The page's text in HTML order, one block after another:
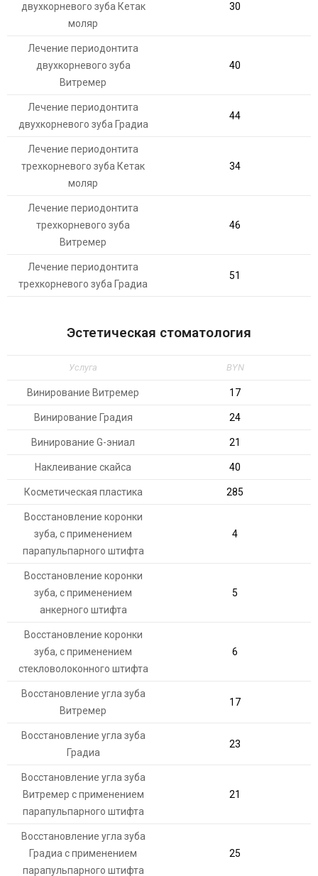
двухкорневого зуба Кетак
моляр
30
Лечение периодонтита
двухкорневого зуба
Витремер
40
Лечение периодонтита
двухкорневого зуба Градиа
44
Лечение периодонтита
трехкорневого зуба Кетак
моляр
34
Лечение периодонтита
трехкорневого зуба
Витремер
46
Лечение периодонтита
трехкорневого зуба Градиа
51
Эстетическая стоматология
Услуга BYN
Винирование Витремер 17
Винирование Градия 24
Винирование G-эниал 21
Наклеивание скайса 40
Косметическая пластика 285
Восстановление коронки
зуба, с применением
парапульпарного штифта
4
Восстановление коронки
зуба, с применением
анкерного штифта
5
Восстановление коронки
зуба, с применением
стекловолоконного штифта
6
Восстановление угла зуба
Витремер
17
Восстановление угла зуба
Градиа
23
Восстановление угла зуба
Витремер с применением
парапульпарного штифта
21
Восстановление угла зуба
Градиа с применением
парапульпарного штифта
25